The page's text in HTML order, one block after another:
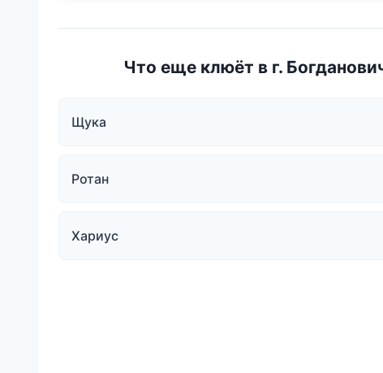
Что еще клюёт в г.
Щука
Ротан
Хариус